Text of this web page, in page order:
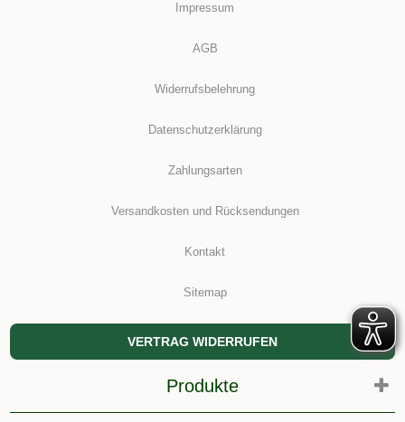
Impressum
AGB
Widerrufsbelehrung
Datenschutzerklärung
Zahlungsarten
Versandkosten und Rücksendungen
Kontakt
Sitemap
VERTRAG WIDERRUFEN
Produkte